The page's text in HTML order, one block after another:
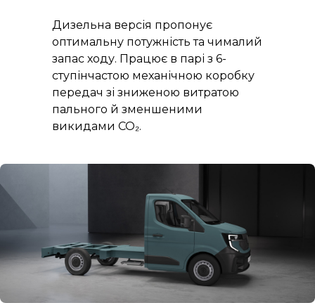
Дизельна версія пропонує
оптимальну потужність та чималий
запас ходу. Працює в парі з 6-
ступінчастою механічною коробку
передач зі зниженою витратою
пального й зменшеними
викидами CO₂.